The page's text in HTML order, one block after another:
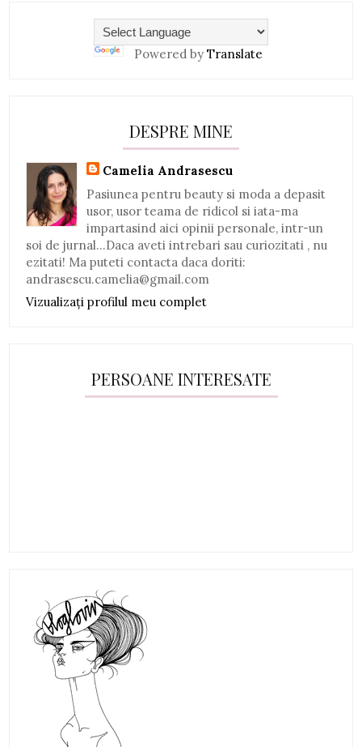
Powered by Translate
DESPRE MINE
Camelia Andrasescu
Pasiunea pentru beauty si moda a depasit
usor, usor teama de ridicol si iata-ma
impartasind aici opinii personale, intr-un
soi de jurnal...Daca aveti intrebari sau curiozitati , nu
ezitati! Ma puteti contacta daca doriti:
andrasescu.camelia@gmail.com
Vizualizați profilul meu complet
PERSOANE INTERESATE